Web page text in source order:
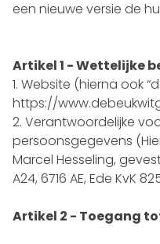
een nieuwe versie de
Artikel 1 - Wettelijke
Website (hierna ook
https://
Verantwoordelijke
persoonsgegevens
Marcel Hesseling,
A24, 6716 AE, Ede KvK
Artikel 2 - Toegang